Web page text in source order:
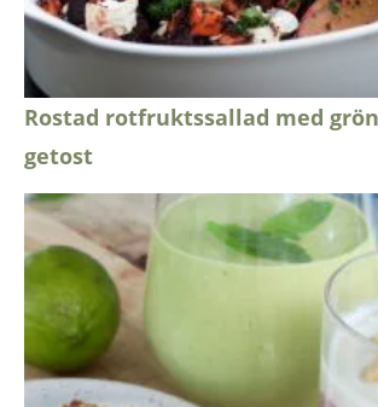
Rostad rotfruktssallad med
getost